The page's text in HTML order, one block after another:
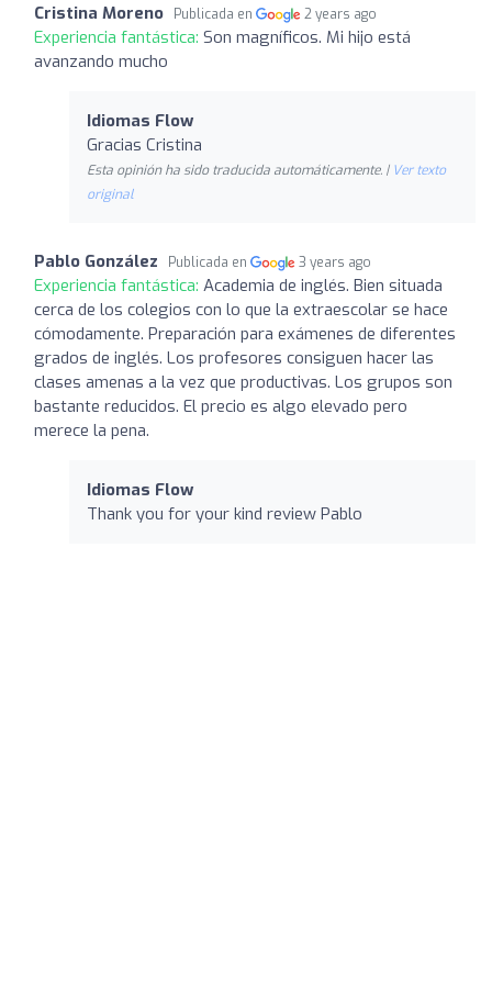
Cristina Moreno Publicada en 2 years ago
Experiencia fantástica: Son magníficos. Mi hijo está
avanzando mucho
Idiomas Flow
Gracias Cristina
Esta opinión ha sido traducida automáticamente. | Ver texto
original
Pablo González Publicada en 3 years ago
Experiencia fantástica: Academia de inglés. Bien situada
cerca de los colegios con lo que la extraescolar se hace
cómodamente. Preparación para exámenes de diferentes
grados de inglés. Los profesores consiguen hacer las
clases amenas a la vez que productivas. Los grupos son
bastante reducidos. El precio es algo elevado pero
merece la pena.
Idiomas Flow
Thank you for your kind review Pablo